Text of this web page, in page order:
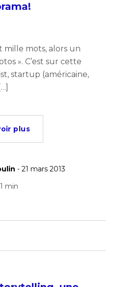
mille mots, alors un
». C’est sur cette
startup (américaine,
[…]
plus
- 21 mars 2013
1 min